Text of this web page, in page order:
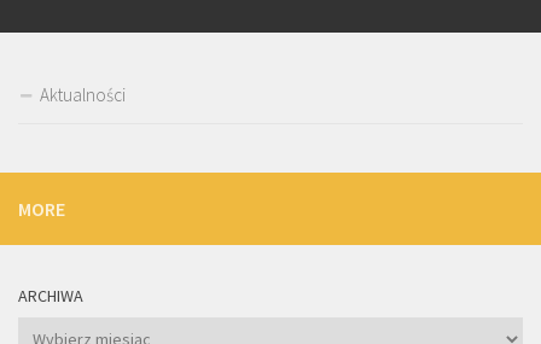
Aktualności
MORE
ARCHIWA
Archiwa